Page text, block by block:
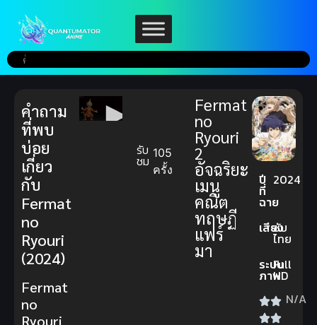
รับ
ชม 105
ครั้ง
Fermat
no
Ryouri
2
อัจฉริยะ
เมนู
คณิต
ทฤษฏี
แฟร์
มา
ปี
ที่
ฉาย
2024
เสียง
ซับ
ไทย
ระบบ
ภาพ
Full
HD
N/A
คำถาม
ที่พบ
บ่อย
เกี่ยว
กับ
Fermat
no
Ryouri
(2024)
Fermat
no
Ryouri